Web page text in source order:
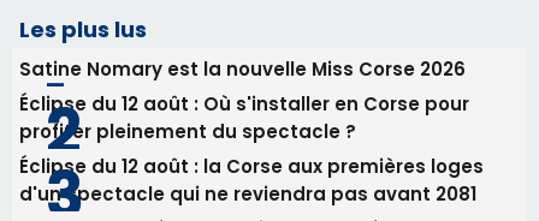
consommation en recul dans les restaurants
La gendarmerie alerte les restaurateurs corses
face à une nouvelle escroquerie au faux vendeur de
vin
Newsletter